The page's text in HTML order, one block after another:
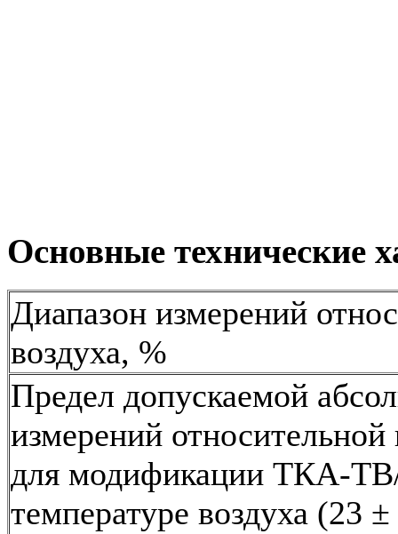
Основные технические
Диапазон измерений
воздуха, %
Предел допускаемой
измерений
для модификации ТКА-
температуре воздуха (23